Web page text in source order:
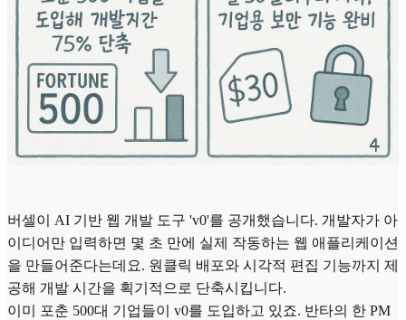
버셀이 AI 기반 웹 개발 도구 'v0'를 공개했습니다. 개발자가 아
이디어만 입력하면 몇 초 만에 실제 작동하는 웹 애플리케이션
을 만들어준다는데요. 원클릭 배포와 시각적 편집 기능까지 제
공해 개발 시간을 획기적으로 단축시킵니다.
이미 포춘 500대 기업들이 v0를 도입하고 있죠. 반타의 한 PM